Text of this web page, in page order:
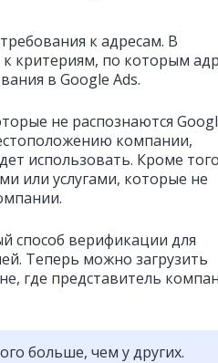
требования к адресам. В
критериям, по которым
в Google Ads.
не распознаются
компании,
использовать. Кроме
или услугами, которые не
способ верификации для
Теперь можно загрузить
где представитель
больше, чем у других.